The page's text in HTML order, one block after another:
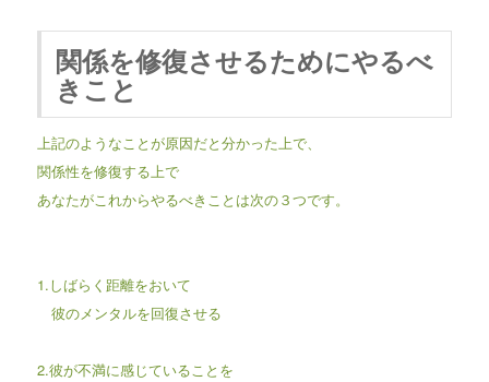
関係を修復させるためにやるべ
きこと
上記のようなことが原因だと分かった上で、
関係性を修復する上で
あなたがこれからやるべきことは次の３つです。
1.しばらく距離をおいて
彼のメンタルを回復させる
2.彼が不満に感じていることを